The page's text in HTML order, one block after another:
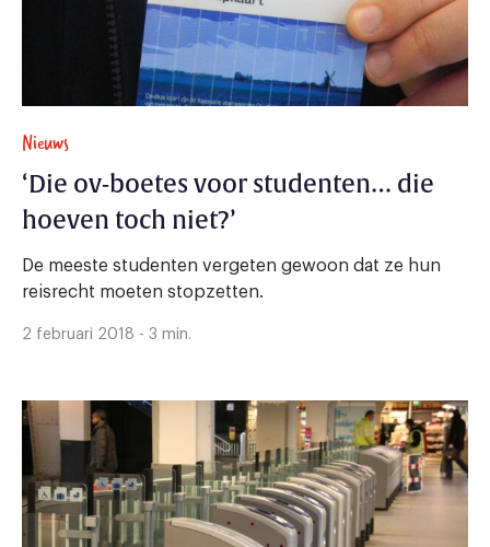
Nieuws
‘Die ov-boetes voor studenten… die
hoeven toch niet?’
De meeste studenten vergeten gewoon dat ze hun
reisrecht moeten stopzetten.
2 februari 2018 - 3 min.